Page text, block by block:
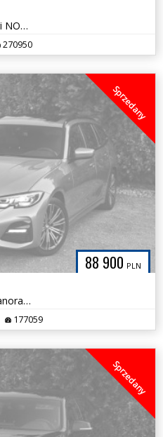
BMW 3 2.0d Sedan Xenon Navi NOWY ROZRZĄD Koła`19 MPakiet Alpejska Biel
270950
88 900 PLN
Sprzedany
BMW 3 2.0i MPAKIET Skóra Panorama Licznik FULL LED Serwis ASO Śliczna
177059
Sprzedany